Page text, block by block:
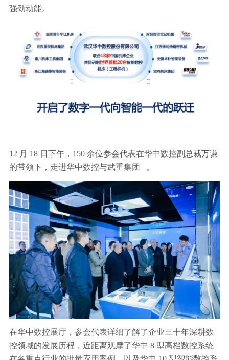
强劲动能。
12 月 18 日下午，150 余位参会代表在华中数控副总裁万谦
的带领下，走进华中数控与武重集团 。
在华中数控展厅，参会代表详细了解了企业三十年深耕数
控领域的发展历程，近距离观摩了华中 8 型高档数控系统